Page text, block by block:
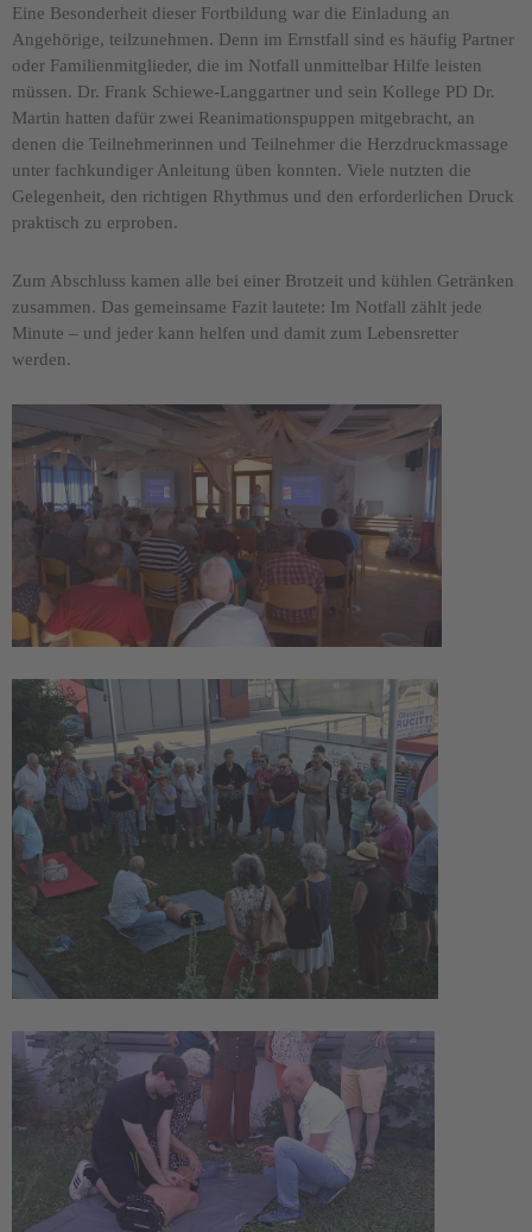
Eine Besonderheit dieser Fortbildung war die Einladung an
Angehörige, teilzunehmen. Denn im Ernstfall sind es häufig Partner
oder Familienmitglieder, die im Notfall unmittelbar Hilfe leisten
müssen. Dr. Frank Schiewe-Langgartner und sein Kollege PD Dr.
Martin hatten dafür zwei Reanimationspuppen mitgebracht, an
denen die Teilnehmerinnen und Teilnehmer die Herzdruckmassage
unter fachkundiger Anleitung üben konnten. Viele nutzten die
Gelegenheit, den richtigen Rhythmus und den erforderlichen Druck
praktisch zu erproben.
Zum Abschluss kamen alle bei einer Brotzeit und kühlen Getränken
zusammen. Das gemeinsame Fazit lautete: Im Notfall zählt jede
Minute – und jeder kann helfen und damit zum Lebensretter
werden.